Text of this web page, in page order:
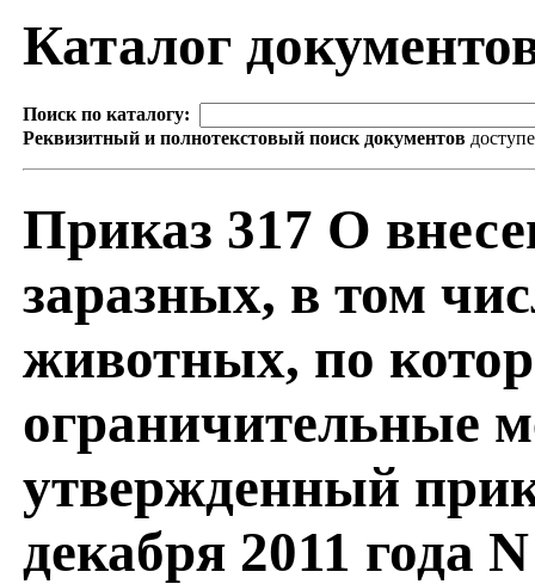
Каталог
Поиск по каталогу:
Реквизитный и полнотекстовый поиск документов
Приказ 317 О
заразных, в том
животных, по
ограничительные
утвержденный
декабря 2011 года